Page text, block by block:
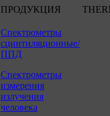
ПРОДУКЦИЯ
Спектрометры
сцинтиляционные/
ППД
Спектрометры
измерения
излучения
человека